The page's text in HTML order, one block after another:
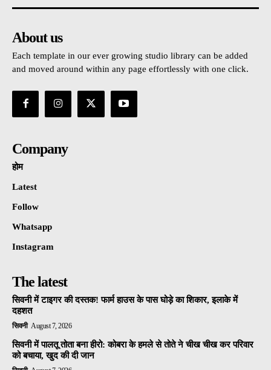
About us
Each template in our ever growing studio library can be added
and moved around within any page effortlessly with one click.
Company
होम
Latest
Follow
Whatsapp
Instagram
The latest
सिवनी में टाइगर की दस्तक! फार्म हाउस के पास घोड़े का शिकार, इलाके में
दहशत
सिवनी August 7, 2026
सिवनी में पालतू तोता बना हीरो: कोबरा के हमले से तोते ने चीख चीख कर परिवार
को बचाया, खुद की दी जान